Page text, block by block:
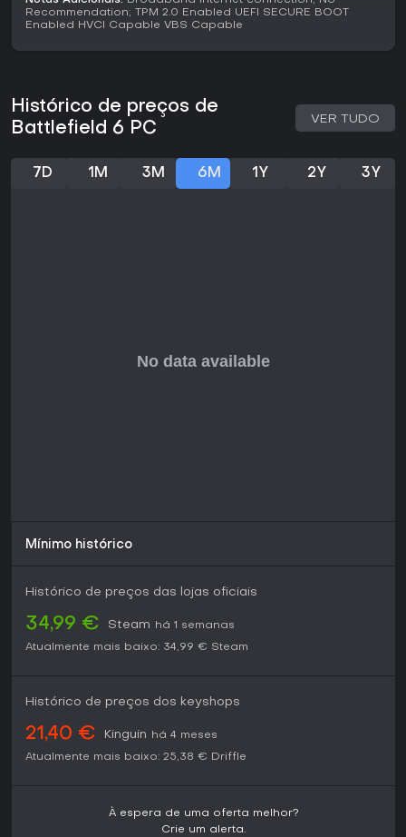
experimentar, especialmente pelo foco em mecânicas
refinadas em vez de inovações radicais.
Recommendation; TPM 2.0 Enabled UEFI SECURE BOOT
Enabled HVCI Capable VBS Capable
Histórico de preços de
Battlefield 6 PC
VER TUDO
7D 1M 3M 6M 1Y 2Y 3Y
Mínimo histórico
Histórico de preços das lojas oficiais
34,99 € Steam
há 1 semanas
Atualmente mais baixo: 34,99 € Steam
Histórico de preços dos keyshops
21,40 € Kinguin
há 4 meses
Atualmente mais baixo: 25,38 € Driffle
À espera de uma oferta melhor?
Crie um alerta.